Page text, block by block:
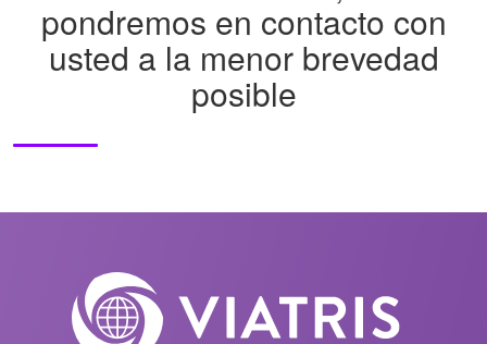
pondremos en contacto con
usted a la menor brevedad
posible